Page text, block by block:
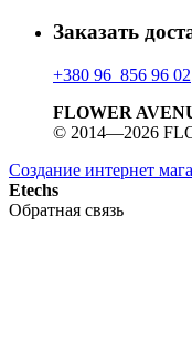
Заказать
+380 96 856 96 02
FLOWER
© 2014—2026
Создание интернет
Etechs
Обратная связь